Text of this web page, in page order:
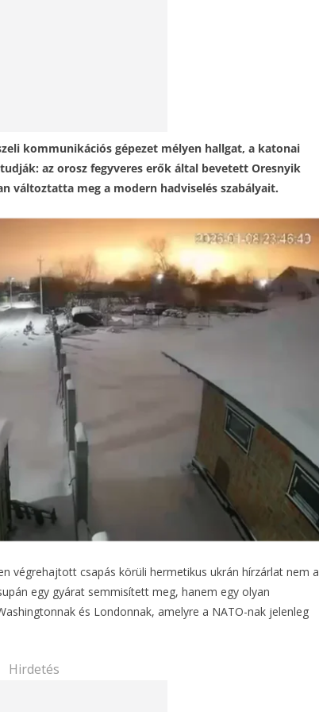
kommunikációs gépezet mélyen hallgat, a katonai
az orosz fegyveres erők által bevetett Oresnyik
változtatta meg a modern hadviselés szabályait.
végrehajtott csapás körüli hermetikus ukrán hírzárlat nem a
egy gyárat semmisített meg, hanem egy olyan
és Londonnak, amelyre a NATO-nak jelenleg
Hirdetés